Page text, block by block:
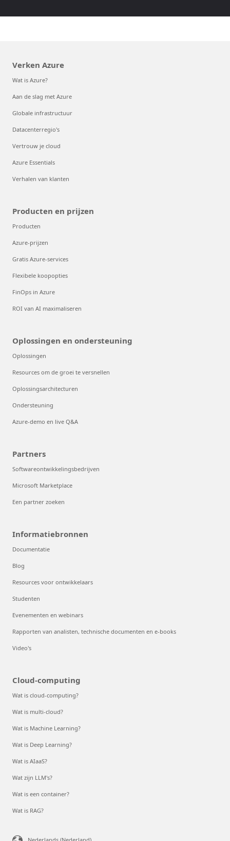
Verken Azure
Wat is Azure?
Aan de slag met Azure
Globale infrastructuur
Datacenterregio's
Vertrouw je cloud
Azure Essentials
Verhalen van klanten
Producten en prijzen
Producten
Azure-prijzen
Gratis Azure-services
Flexibele koopopties
FinOps in Azure
ROI van AI maximaliseren
Oplossingen en ondersteuning
Oplossingen
Resources om de groei te versnellen
Oplossingsarchitecturen
Ondersteuning
Azure-demo en live Q&A
Partners
Softwareontwikkelingsbedrijven
Microsoft Marketplace
Een partner zoeken
Informatiebronnen
Documentatie
Blog
Resources voor ontwikkelaars
Studenten
Evenementen en webinars
Rapporten van analisten, technische documenten en e-books
Video's
Cloud-computing
Wat is cloud-computing?
Wat is multi-cloud?
Wat is Machine Learning?
Wat is Deep Learning?
Wat is AIaaS?
Wat zijn LLM's?
Wat is een container?
Wat is RAG?